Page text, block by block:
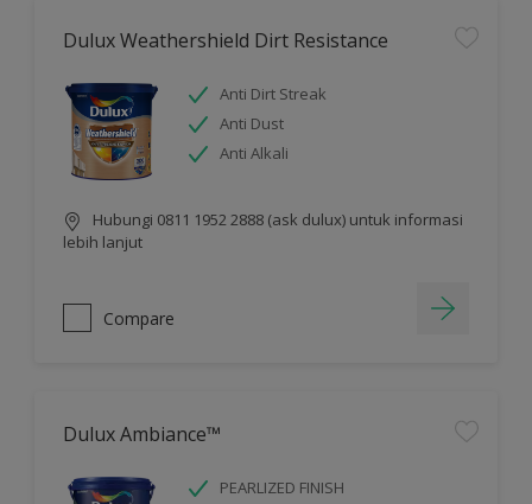
Dulux Weathershield Dirt Resistance
Anti Dirt Streak
Anti Dust
Anti Alkali
Hubungi 0811 1952 2888 (ask dulux) untuk informasi
lebih lanjut
Compare
Dulux Ambiance™
PEARLIZED FINISH